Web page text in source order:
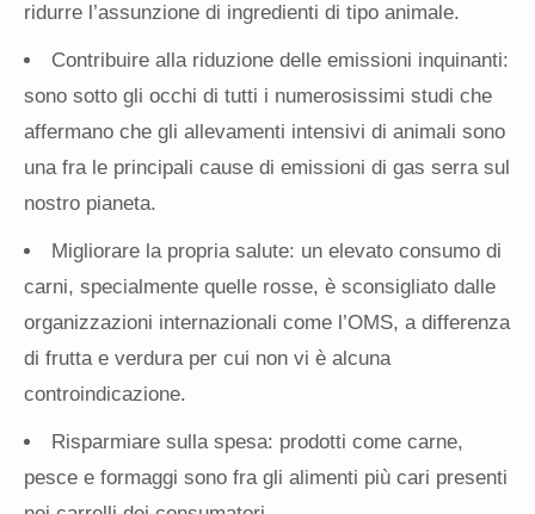
ridurre l’assunzione di ingredienti di tipo animale.
Contribuire alla riduzione delle emissioni inquinanti:
sono sotto gli occhi di tutti i numerosissimi studi che
affermano che gli allevamenti intensivi di animali sono
una fra le principali cause di emissioni di gas serra sul
nostro pianeta.
Migliorare la propria salute: un elevato consumo di
carni, specialmente quelle rosse, è sconsigliato dalle
organizzazioni internazionali come l’OMS, a differenza
di frutta e verdura per cui non vi è alcuna
controindicazione.
Risparmiare sulla spesa: prodotti come carne,
pesce e formaggi sono fra gli alimenti più cari presenti